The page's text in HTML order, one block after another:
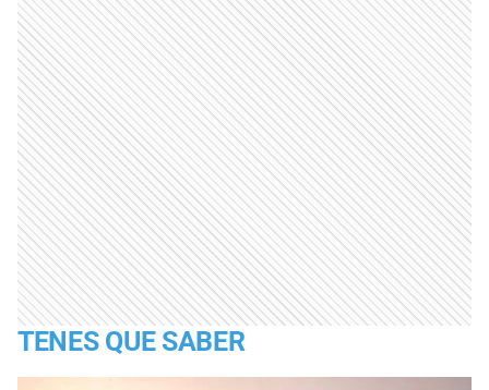
TENES QUE SABER